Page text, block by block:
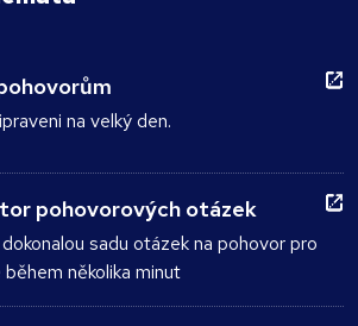
na velký den.
pohovorových otázek
sadu otázek na pohovor pro
několika minut